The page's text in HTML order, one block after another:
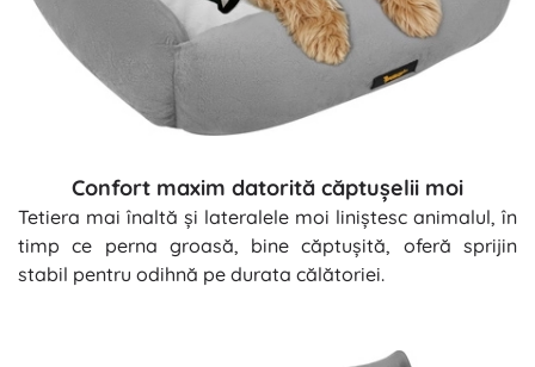
Confort maxim datorită căptușelii moi
Tetiera mai înaltă și lateralele moi liniștesc animalul, în
timp ce perna groasă, bine căptușită, oferă sprijin
stabil pentru odihnă pe durata călătoriei.